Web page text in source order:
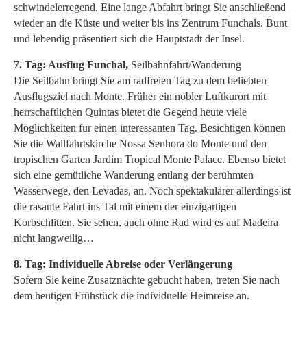
schwindelerregend. Eine lange Abfahrt bringt Sie anschließend
wieder an die Küste und weiter bis ins Zentrum Funchals. Bunt
und lebendig präsentiert sich die Hauptstadt der Insel.
7. Tag: Ausflug Funchal, Seilbahnfahrt/Wanderung
Die Seilbahn bringt Sie am radfreien Tag zu dem beliebten
Ausflugsziel nach Monte. Früher ein nobler Luftkurort mit
herrschaftlichen Quintas bietet die Gegend heute viele
Möglichkeiten für einen interessanten Tag. Besichtigen können
Sie die Wallfahrtskirche Nossa Senhora do Monte und den
tropischen Garten Jardim Tropical Monte Palace. Ebenso bietet
sich eine gemütliche Wanderung entlang der berühmten
Wasserwege, den Levadas, an. Noch spektakulärer allerdings ist
die rasante Fahrt ins Tal mit einem der einzigartigen
Korbschlitten. Sie sehen, auch ohne Rad wird es auf Madeira
nicht langweilig…
8. Tag: Individuelle Abreise oder Verlängerung
Sofern Sie keine Zusatznächte gebucht haben, treten Sie nach
dem heutigen Frühstück die individuelle Heimreise an.